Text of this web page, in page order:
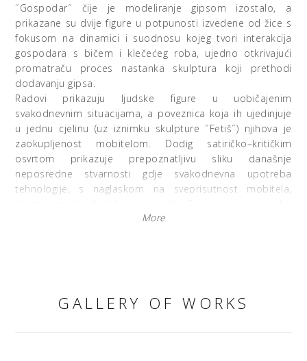
˝Gospodar˝ čije je modeliranje gipsom izostalo, a
prikazane su dvije figure u potpunosti izvedene od žice s
fokusom na dinamici i suodnosu kojeg tvori interakcija
gospodara s bičem i klečećeg roba, ujedno otkrivajući
promatraču proces nastanka skulptura koji prethodi
dodavanju gipsa.
Radovi prikazuju ljudske figure u uobičajenim
svakodnevnim situacijama, a poveznica koja ih ujedinjuje
u jednu cjelinu (uz iznimku skulpture ˝Fetiš˝) njihova je
zaokupljenost mobitelom. Dodig satiričko–kritičkim
osvrtom prikazuje prepoznatljivu sliku današnje
neposredne stvarnosti gdje svakodnevna upotreba
tehnologije, s naglaskom na sveprisutnost mobitela,
mobitela u najrazličitijim društvenim okolnostima dovodi
prepušta svu težinu tereta drugom radniku kako bi se
More
GALLERY OF WORKS